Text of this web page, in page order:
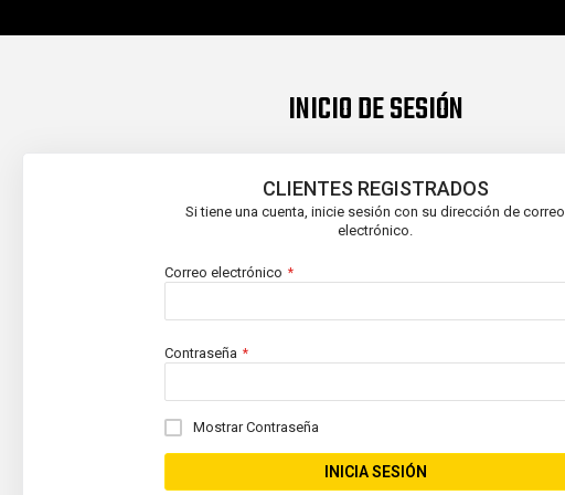
INICIO DE SESIÓN
CLIENTES REGISTRADOS
Si tiene una cuenta, inicie sesión con su dirección de correo
electrónico.
Correo electrónico
Contraseña
Mostrar Contraseña
INICIA SESIÓN